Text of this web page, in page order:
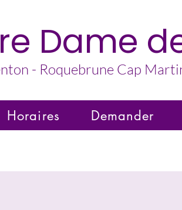
Dame
- Roquebrune Cap
Horaires Demander